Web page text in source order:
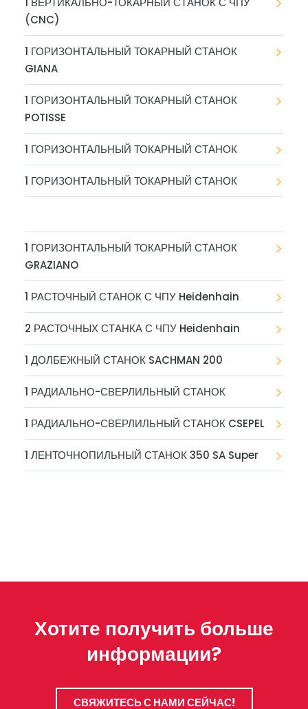
(CNC)
1 ГОРИЗОНТАЛЬНЫЙ ТОКАРНЫЙ СТАНОК
GIANA
1 ГОРИЗОНТАЛЬНЫЙ ТОКАРНЫЙ СТАНОК
POTISSE
1 ГОРИЗОНТАЛЬНЫЙ ТОКАРНЫЙ СТАНОК
1 ГОРИЗОНТАЛЬНЫЙ ТОКАРНЫЙ СТАНОК
1 ГОРИЗОНТАЛЬНЫЙ ТОКАРНЫЙ СТАНОК
GRAZIANO
1 РАСТОЧНЫЙ СТАНОК С ЧПУ Heidenhain
2 РАСТОЧНЫХ СТАНКА С ЧПУ Heidenhain
1 ДОЛБЕЖНЫЙ СТАНОК SACHMAN 200
1 РАДИАЛЬНО-СВЕРЛИЛЬНЫЙ СТАНОК
1 РАДИАЛЬНО-СВЕРЛИЛЬНЫЙ СТАНОК CSEPEL
1 ЛЕНТОЧНОПИЛЬНЫЙ СТАНОК 350 SA Super
Хотите получить больше
информации?
СВЯЖИТЕСЬ С НАМИ СЕЙЧАС!